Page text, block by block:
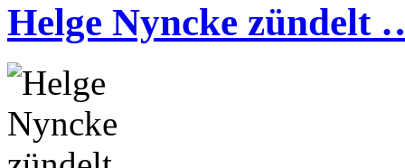
Helge Nyncke zündelt